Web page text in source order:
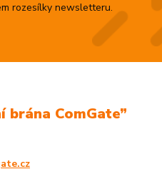
rozesílky newsletteru.
brána ComGate”